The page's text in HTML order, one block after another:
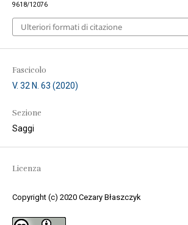
9618/12076
Ulteriori formati di citazione
Fascicolo
V. 32 N. 63 (2020)
Sezione
Saggi
Licenza
Copyright (c) 2020 Cezary Błaszczyk